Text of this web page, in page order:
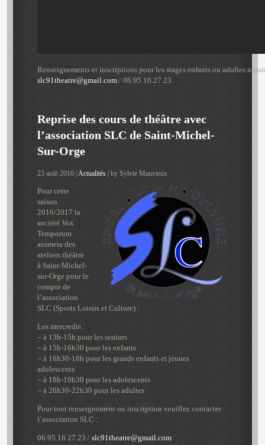
Renseignements et inscriptions pour les stages enfants ou adultes
slc91theatre@gmail.com/ 06.95.16.27.23
Reprise des cours de théâtre avec
l’association SLC de Saint-Michel-
Sur-Orge
23 août 2016 |Actualités| by Sylvie Mauvieux
Pour cette
saison
2016/2017 la
société Vox
Temporum
animera des
ateliers théâtre
à Saint-Michel-
sur-Orge pour le
compte de
l’association
SLC (Sports Loisirs et Culture) :
Les mercredis :
– à 13h-15h pour les seniors
– à 15h-16h30 pour les enfants
– à 16h30-18h pour les grands enfants et jeunes
adolescents
– à 18h-19h30 pour les adolescents
– à 20h30-22h30 pour les adultes
Pour tout renseignement ou inscription veuillez contacter
l’association SLC :
06 95 16 27 23 /slc91theatre@gmail.com